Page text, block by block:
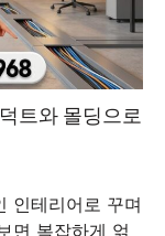
트와 몰딩으로
인테리어로 꾸며
면 복잡하게 얽